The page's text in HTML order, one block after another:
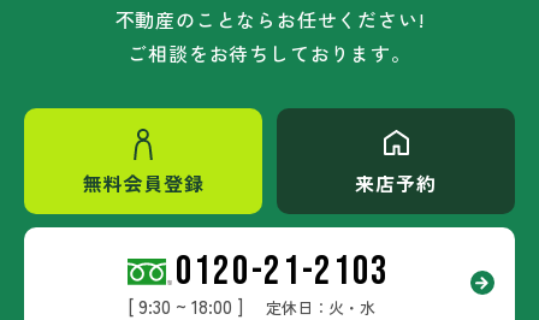
不動産のことならお任せください!
ご相談をお待ちしております。
無料会員登録 来店予約
0120-21-2103
[ 9:30 ~ 18:00 ] 定休日：火・水